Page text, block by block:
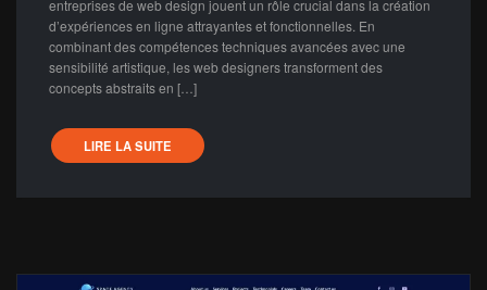
entreprises de web design jouent un rôle crucial dans la création
d’expériences en ligne attrayantes et fonctionnelles. En
combinant des compétences techniques avancées avec une
sensibilité artistique, les web designers transforment des
concepts abstraits en […]
LIRE LA SUITE